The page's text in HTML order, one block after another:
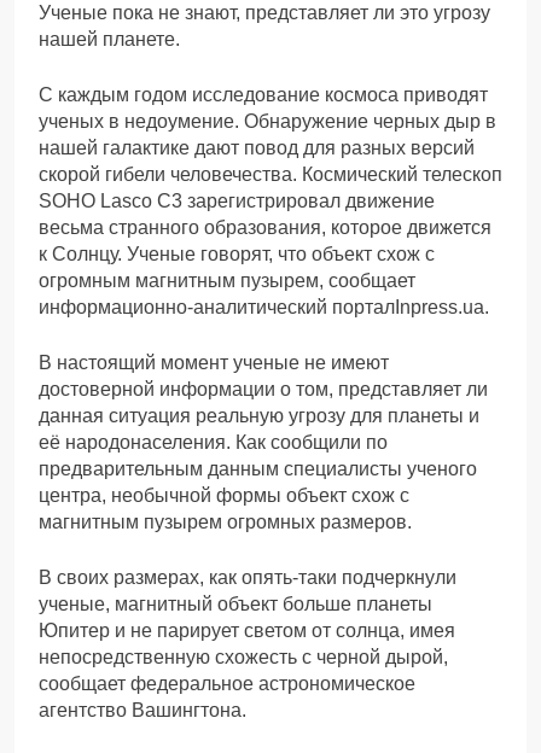
Ученые пока не знают, представляет ли это угрозу
нашей планете.
С каждым годом исследование космоса приводят
ученых в недоумение. Обнаружение черных дыр в
нашей галактике дают повод для разных версий
скорой гибели человечества. Космический телескоп
SOHO Lasco C3 зарегистрировал движение
весьма странного образования, которое движется
к Солнцу. Ученые говорят, что объект схож с
огромным магнитным пузырем, сообщает
информационно-аналитический порталInpress.ua.
В настоящий момент ученые не имеют
достоверной информации о том, представляет ли
данная ситуация реальную угрозу для планеты и
её народонаселения. Как сообщили по
предварительным данным специалисты ученого
центра, необычной формы объект схож с
магнитным пузырем огромных размеров.
В своих размерах, как опять-таки подчеркнули
ученые, магнитный объект больше планеты
Юпитер и не парирует светом от солнца, имея
непосредственную схожесть с черной дырой,
сообщает федеральное астрономическое
агентство Вашингтона.